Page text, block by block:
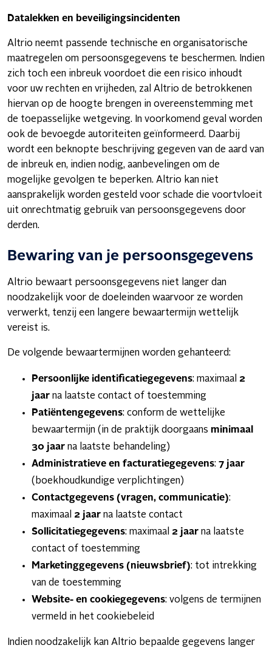
Datalekken en beveiligingsincidenten
Altrio neemt passende technische en organisatorische
maatregelen om persoonsgegevens te beschermen. Indien
zich toch een inbreuk voordoet die een risico inhoudt
voor uw rechten en vrijheden, zal Altrio de betrokkenen
hiervan op de hoogte brengen in overeenstemming met
de toepasselijke wetgeving. In voorkomend geval worden
ook de bevoegde autoriteiten geïnformeerd. Daarbij
wordt een beknopte beschrijving gegeven van de aard van
de inbreuk en, indien nodig, aanbevelingen om de
mogelijke gevolgen te beperken. Altrio kan niet
aansprakelijk worden gesteld voor schade die voortvloeit
uit onrechtmatig gebruik van persoonsgegevens door
derden.
Bewaring van je persoonsgegevens
Altrio bewaart persoonsgegevens niet langer dan
noodzakelijk voor de doeleinden waarvoor ze worden
verwerkt, tenzij een langere bewaartermijn wettelijk
vereist is.
De volgende bewaartermijnen worden gehanteerd:
Persoonlijke identificatiegegevens: maximaal 2
jaar na laatste contact of toestemming
Patiëntengegevens: conform de wettelijke
bewaartermijn (in de praktijk doorgaans minimaal
30 jaar na laatste behandeling)
Administratieve en facturatiegegevens: 7 jaar
(boekhoudkundige verplichtingen)
Contactgegevens (vragen, communicatie):
maximaal 2 jaar na laatste contact
Sollicitatiegegevens: maximaal 2 jaar na laatste
contact of toestemming
Marketinggegevens (nieuwsbrief): tot intrekking
van de toestemming
Website- en cookiegegevens: volgens de termijnen
vermeld in het cookiebeleid
Indien noodzakelijk kan Altrio bepaalde gegevens langer